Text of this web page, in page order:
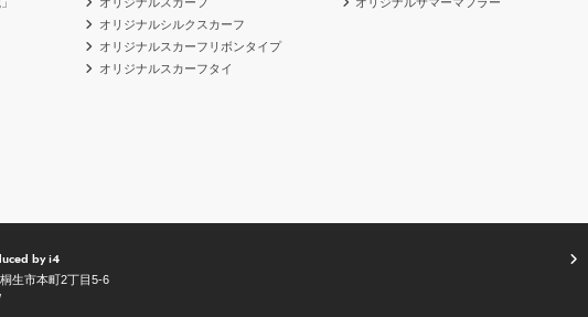
オリジナルシルクスカーフ
オリジナルスカーフリボンタイプ
オリジナルスカーフタイ
by i4
生市本町2丁目5-6